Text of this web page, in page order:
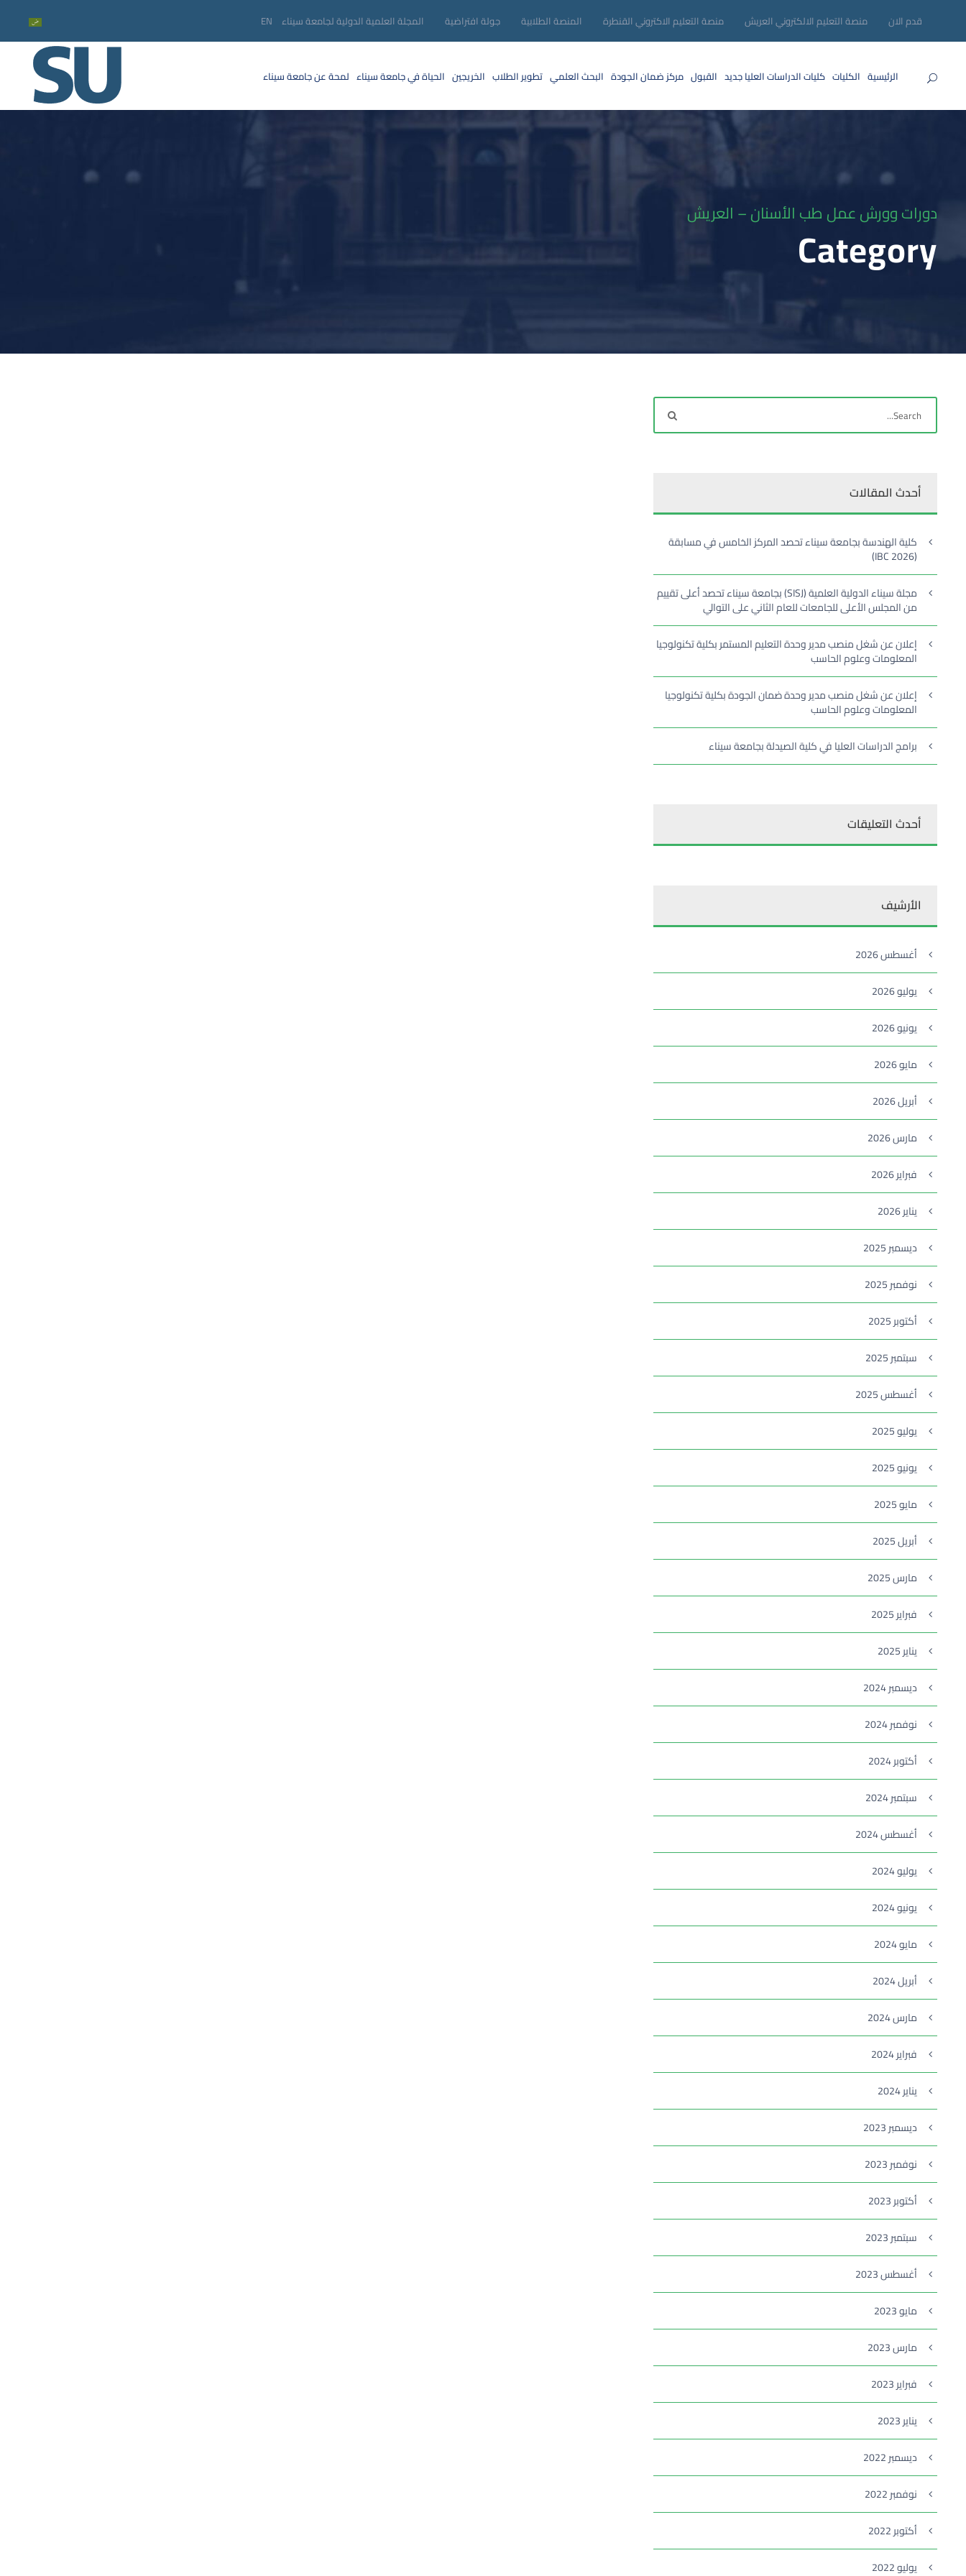
قدم الان منصة التعليم الالكتروني العريش منصة التعليم الاكتروني القنطرة المنصة الطلابية جولة افتراضية المجلة العلمية الدولية لجامعة سيناء EN
الرئيسية الكليات كليات الدراسات العلياجديد القبول مركز ضمان الجودة البحث العلمي تطوير الطلاب الخريجين الحياة في جامعة سيناء لمحة عن جامعة سيناء
دورات وورش عمل طب الأسنان – العريش
Category
أحدث المقالات
كلية الهندسة بجامعة سيناء تحصد المركز الخامس في مسابقة
(IBC 2026)
مجلة سيناء الدولية العلمية (SISJ) بجامعة سيناء تحصد أعلى تقييم
من المجلس الأعلى للجامعات للعام الثاني على التوالي
إعلان عن شغل منصب مدير وحدة التعليم المستمر بكلية تكنولوجيا
المعلومات وعلوم الحاسب
إعلان عن شغل منصب مدير وحدة ضمان الجودة بكلية تكنولوجيا
المعلومات وعلوم الحاسب
برامج الدراسات العليا في كلية الصيدلة بجامعة سيناء
أحدث التعليقات
الأرشيف
أغسطس 2026
يوليو 2026
يونيو 2026
مايو 2026
أبريل 2026
مارس 2026
فبراير 2026
يناير 2026
ديسمبر 2025
نوفمبر 2025
أكتوبر 2025
سبتمبر 2025
أغسطس 2025
يوليو 2025
يونيو 2025
مايو 2025
أبريل 2025
مارس 2025
فبراير 2025
يناير 2025
ديسمبر 2024
نوفمبر 2024
أكتوبر 2024
سبتمبر 2024
أغسطس 2024
يوليو 2024
يونيو 2024
مايو 2024
أبريل 2024
مارس 2024
فبراير 2024
يناير 2024
ديسمبر 2023
نوفمبر 2023
أكتوبر 2023
سبتمبر 2023
أغسطس 2023
مايو 2023
مارس 2023
فبراير 2023
يناير 2023
ديسمبر 2022
نوفمبر 2022
أكتوبر 2022
يوليو 2022